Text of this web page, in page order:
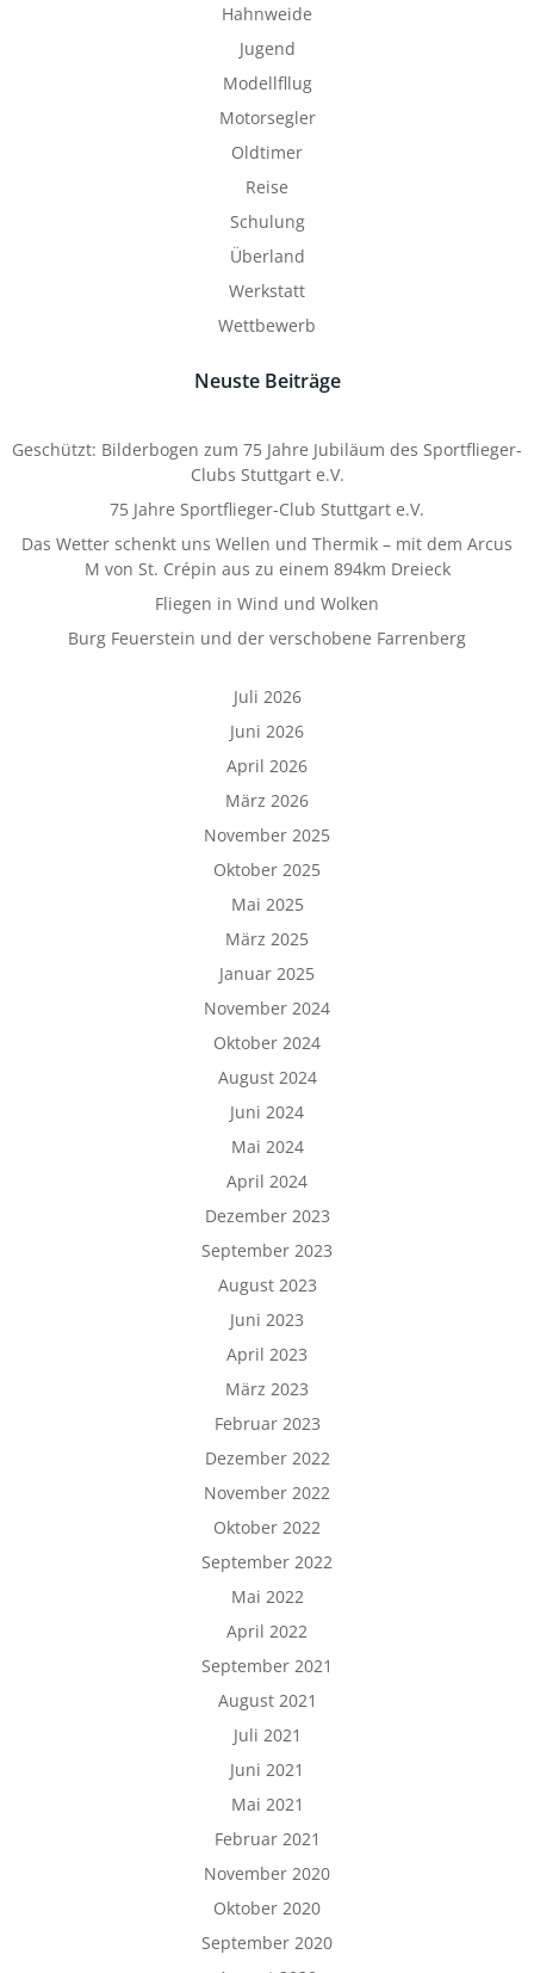
Hahnweide
Jugend
Modellfllug
Motorsegler
Oldtimer
Reise
Schulung
Überland
Werkstatt
Wettbewerb
Neuste Beiträge
Geschützt: Bilderbogen zum 75 Jahre Jubiläum des Sportflieger-
Clubs Stuttgart e.V.
75 Jahre Sportflieger-Club Stuttgart e.V.
Das Wetter schenkt uns Wellen und Thermik – mit dem Arcus
M von St. Crépin aus zu einem 894km Dreieck
Fliegen in Wind und Wolken
Burg Feuerstein und der verschobene Farrenberg
Juli 2026
Juni 2026
April 2026
März 2026
November 2025
Oktober 2025
Mai 2025
März 2025
Januar 2025
November 2024
Oktober 2024
August 2024
Juni 2024
Mai 2024
April 2024
Dezember 2023
September 2023
August 2023
Juni 2023
April 2023
März 2023
Februar 2023
Dezember 2022
November 2022
Oktober 2022
September 2022
Mai 2022
April 2022
September 2021
August 2021
Juli 2021
Juni 2021
Mai 2021
Februar 2021
November 2020
Oktober 2020
September 2020